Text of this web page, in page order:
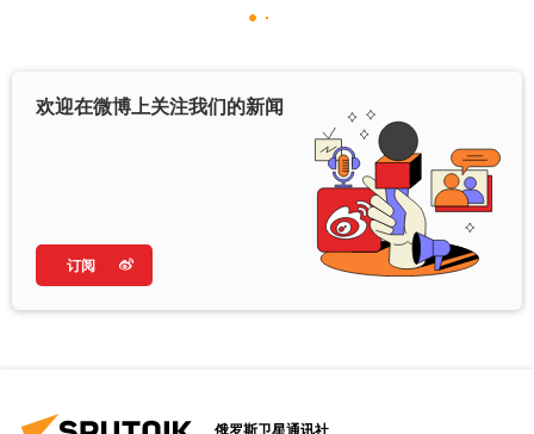
欢迎在微博上关注我们的新闻
订阅